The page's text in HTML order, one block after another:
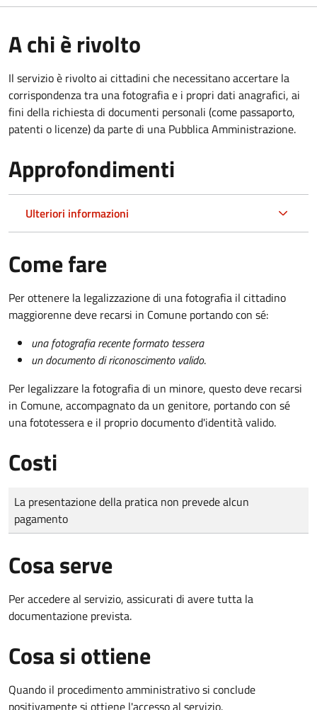
A chi è rivolto
Il servizio è rivolto ai cittadini che necessitano accertare la
corrispondenza tra una fotografia e i propri dati anagrafici, ai
fini della richiesta di documenti personali (come passaporto,
patenti o licenze) da parte di una Pubblica Amministrazione.
Approfondimenti
Ulteriori informazioni
Come fare
Per ottenere la legalizzazione di una fotografia il cittadino
maggiorenne deve recarsi in Comune portando con sé:
una fotografia recente formato tessera
un documento di riconoscimento valido.
Per legalizzare la fotografia di un minore, questo deve recarsi
in Comune, accompagnato da un genitore, portando con sé
una fototessera e il proprio documento d'identità valido.
Costi
Tipo di pagamento
Importo
La presentazione della pratica non prevede alcun
pagamento
Cosa serve
Per accedere al servizio, assicurati di avere tutta la
documentazione prevista.
Cosa si ottiene
Quando il procedimento amministrativo si conclude
positivamente si ottiene l'accesso al servizio.